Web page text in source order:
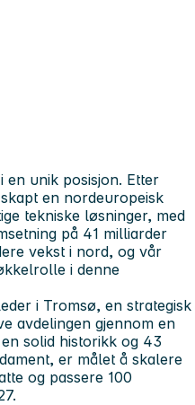
en unik posisjon. Etter
en nordeuropeisk
tekniske løsninger, med
på 41 milliarder
vekst i nord, og vår
i denne
i Tromsø, en strategisk
avdelingen gjennom en
solid historikk og 43
er målet å skalere
og passere 100